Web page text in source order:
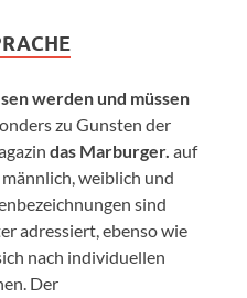
werden und müssen
zu Gunsten der
das Marburger. auf
weiblich und
sind
adressiert, ebenso wie
nach individuellen
Der